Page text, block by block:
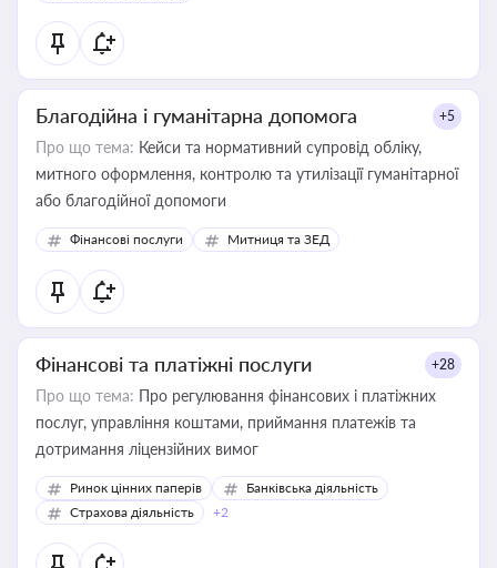
Благодійна і гуманітарна допомога +5
Про що тема: Кейси та нормативний супровід обліку,
митного оформлення, контролю та утилізації гуманітарної
або благодійної допомоги
Фінансові послуги Митниця та ЗЕД
Фінансові та платіжні послуги +28
Про що тема: Про регулювання фінансових і платіжних
послуг, управління коштами, приймання платежів та
дотримання ліцензійних вимог
Ринок цінних паперів
Банківська діяльність
Страхова діяльність
+2